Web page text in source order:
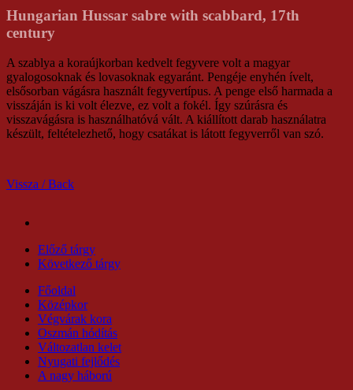
Hungarian Hussar sabre with scabbard, 17th
century
A szablya a koraújkorban kedvelt fegyvere volt a magyar
gyalogosoknak és lovasoknak egyaránt. Pengéje enyhén ívelt,
elsősorban vágásra használt fegyvertípus. A penge első harmada a
visszáján is ki volt élezve, ez volt a fokél. Így szúrásra és
visszavágásra is használhatóvá vált. A kiállított darab használatra
készült, feltételezhető, hogy csatákat is látott fegyverről van szó.
Vissza / Back
Előző tárgy
Következő tárgy
Főoldal
Középkor
Végvárak kora
Oszmán hódítás
Változatlan kelet
Nyugati fejlődés
A nagy háború